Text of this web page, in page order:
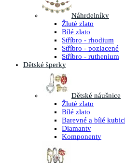
Náhrdelníky
Žluté zlato
Bílé zlato
Stříbro - rhodium
Stříbro - pozlacené
Stříbro - ruthenium
Dětské šperky
Dětské náušnice
Žluté zlato
Bílé zlato
Barevné a bílé
Diamanty
Komponenty